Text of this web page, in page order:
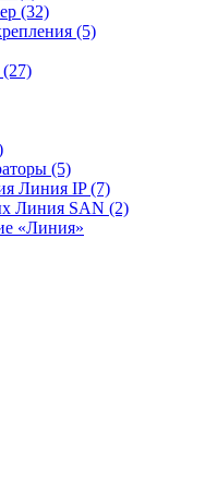
(32)
(5)
(5)
Линия IP (7)
Линия SAN (2)
«Линия»